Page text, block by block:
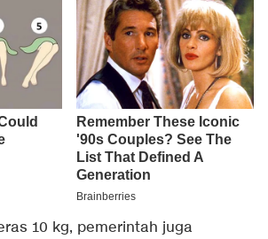
10 kg, pemerintah juga